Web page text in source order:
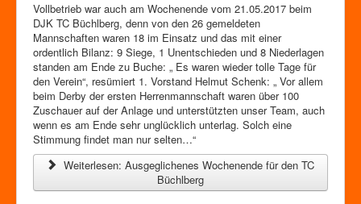
Vollbetrieb war auch am Wochenende vom 21.05.2017 beim
DJK TC Büchlberg, denn von den 26 gemeldeten
Mannschaften waren 18 im Einsatz und das mit einer
ordentlich Bilanz: 9 Siege, 1 Unentschieden und 8 Niederlagen
standen am Ende zu Buche: „ Es waren wieder tolle Tage für
den Verein“, resümiert 1. Vorstand Helmut Schenk: „ Vor allem
beim Derby der ersten Herrenmannschaft waren über 100
Zuschauer auf der Anlage und unterstützten unser Team, auch
wenn es am Ende sehr unglücklich unterlag. Solch eine
Stimmung findet man nur selten…“
Weiterlesen: Ausgeglichenes Wochenende für den TC
Büchlberg